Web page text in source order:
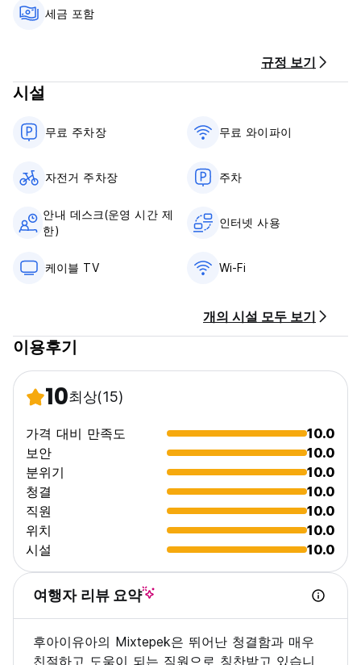
Check out before 13.00
24 hours reception
No pets allowed
세금 포함
규정 보기
시설
무료 주차장 무료 와이파이
자전거 주차장 주차
안내 데스크(운영 시간 제
한)
인터넷 사용
케이블 TV Wi-Fi
개의 시설 모두 보기
이용후기
10최상(15)
가격 대비 만족도
10.0
보안
10.0
분위기
10.0
청결
10.0
직원
10.0
위치
10.0
시설
10.0
여행자 리뷰 요약
후아이유아의 Mixtepek은 뛰어난 청결함과 매우
친절하고 도움이 되는 직원으로 칭찬받고 있습니